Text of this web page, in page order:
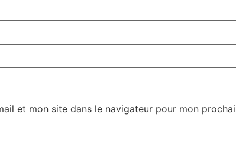
et mon site dans le navigateur pour mon